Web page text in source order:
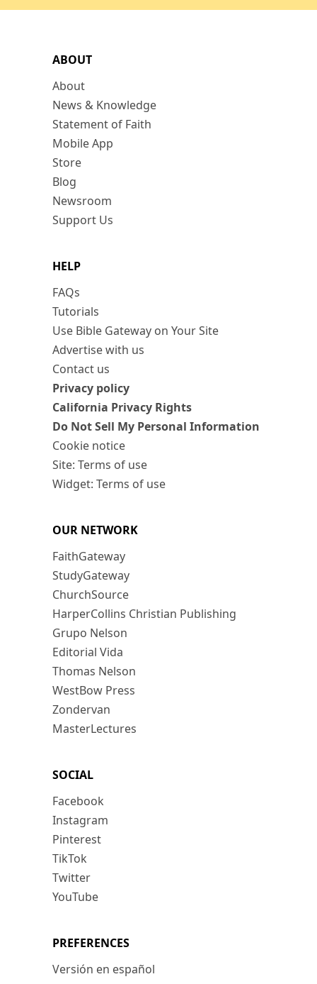
ABOUT
About
News & Knowledge
Statement of Faith
Mobile App
Store
Blog
Newsroom
Support Us
HELP
FAQs
Tutorials
Use Bible Gateway on Your Site
Advertise with us
Contact us
Privacy policy
California Privacy Rights
Do Not Sell My Personal Information
Cookie notice
Site: Terms of use
Widget: Terms of use
OUR NETWORK
FaithGateway
StudyGateway
ChurchSource
HarperCollins Christian Publishing
Grupo Nelson
Editorial Vida
Thomas Nelson
WestBow Press
Zondervan
MasterLectures
SOCIAL
Facebook
Instagram
Pinterest
TikTok
Twitter
YouTube
PREFERENCES
Versión en español